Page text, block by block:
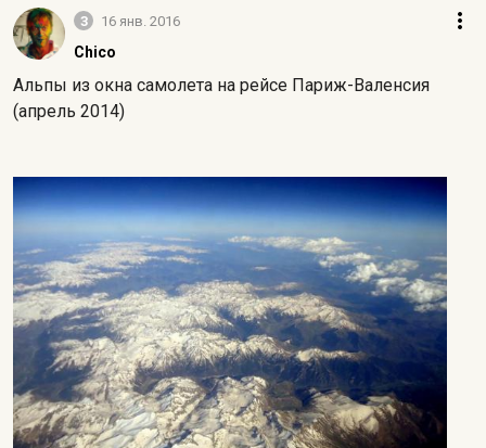
3 16 янв. 2016
Chico
Альпы из окна самолета на рейсе Париж-Валенсия
(апрель 2014)